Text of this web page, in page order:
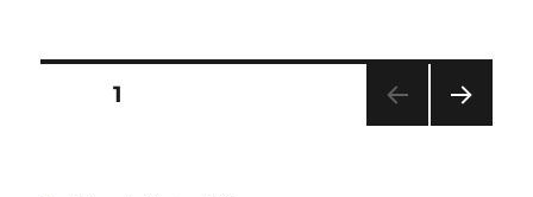
Beitragsnavigation
SEITE1